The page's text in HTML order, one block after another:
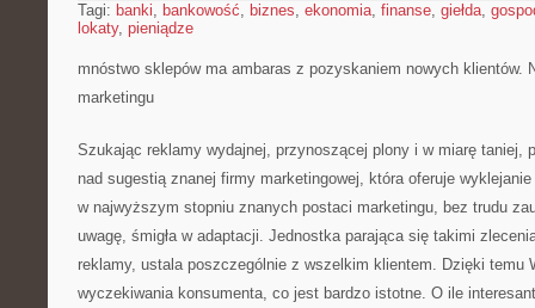
Tagi: banki, bankowość, biznes, ekonomia, finanse, giełda,
lokaty, pieniądze
mnóstwo sklepów ma ambaras z pozyskaniem nowych klientów.
marketingu
Szukając reklamy wydajnej, przynoszącej plony i w miarę taniej,
nad sugestią znanej firmy marketingowej, która oferuje
w najwyższym stopniu znanych postaci marketingu, bez trudu
uwagę, śmigła w adaptacji. Jednostka parająca się takimi
reklamy, ustala poszczególnie z wszelkim klientem. Dzięki temu
wyczekiwania konsumenta, co jest bardzo istotne. O ile